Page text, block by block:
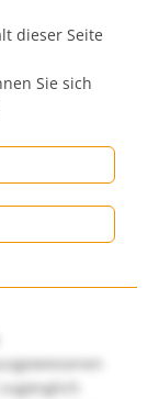
dieser Seite
Sie sich